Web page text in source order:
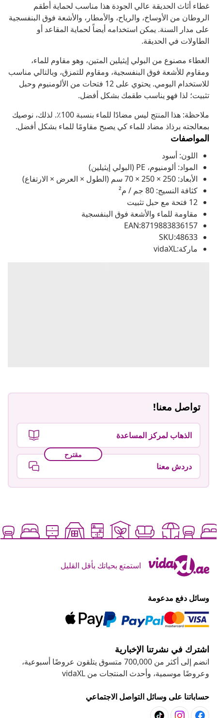
غطاء أثاث الحديقة عالي الجودة هذا مناسب لحماية أطقم
الروطان من الأوساخ، والرياح، والأمطار، والأشعة فوق البنفسجية
على مدار السنة. يمكن استخدامه أيضاً لحماية المقاعد أو
الطاولات في الحديقة.
الغطاء مصنوع من البولي إيثيلين المتين، وهو مقاوم للماء،
ومقاوم للأشعة فوق البنفسجية، ومقاوم للتمزق، وبالتالي مناسب
للاستخدام اليومي. يحتوي على 12 فتحات من الألومنيوم وحبل
تثبيت؛ لذا فهو يناسب طقمك بشكل أفضل.
ملاحظة: هذا المنتج ليس مضادًا للماء بنسبة 100٪. لذلك، نوصيك
بمعالجته برذاذ مضاد للماء كي يصبح مقاومًا للماء بشكل أفضل.
المواصفات
اللون: أسود
المواد: ألومنيوم، PE (البولي إيثيلين)
الأبعاد: 250 × 250 × 70 سم (الطول × العرض × الارتفاع)
كثافة النسيج: 80 جم / م²
12 فتحة مع حبل تثبيت
مقاومة للماء والأشعة فوق البنفسجية
EAN:8719883836157
SKU:48633
ماركة:vidaXL
تواصل معنا!
الذهاب لمركز المساعدة
مقترح
دردش معنا
استمتع بحياتك بأقل القليل
وسائل دفع مدعومة
اشترك في نشرتنا الإخبارية
انضم إلى أكثر من 700,000 متسوق يتلقون عروضًا أسبوعية،
وعروضًا موسمية، وأحدث المنتجات من vidaXL
حساباتنا على وسائل التواصل الاجتماعي